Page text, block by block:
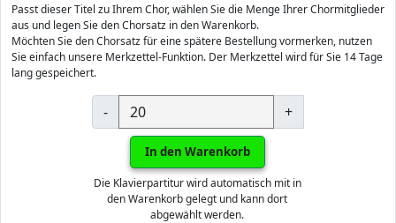
Passt dieser Titel zu Ihrem Chor, wählen Sie die Menge Ihrer Chormitglieder
aus und legen Sie den Chorsatz in den Warenkorb.
Möchten Sie den Chorsatz für eine spätere Bestellung vormerken, nutzen
Sie einfach unsere Merkzettel-Funktion. Der Merkzettel wird für Sie 14 Tage
lang gespeichert.
- +
In den Warenkorb
Die Klavierpartitur wird automatisch mit in
den Warenkorb gelegt und kann dort
abgewählt werden.